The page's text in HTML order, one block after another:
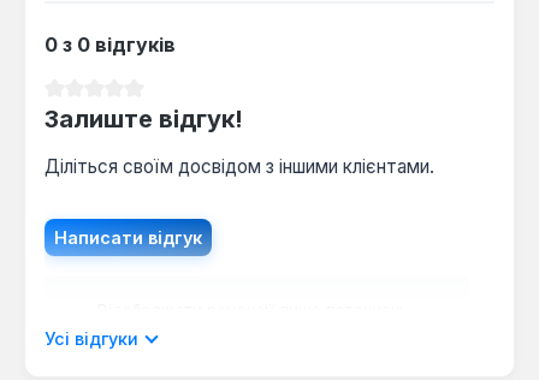
0 з 0 відгуків
Залиште відгук!
Діліться своїм досвідом з іншими клієнтами.
Написати відгук
мовою.
Усі відгуки